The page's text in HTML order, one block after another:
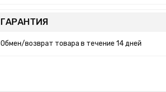
ГАРАНТИЯ
Обмен/возврат товара в течение 14 дней